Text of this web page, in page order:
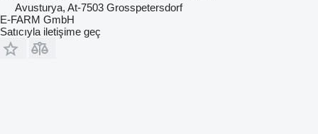
Avusturya, At-7503 Grosspetersdorf
E-FARM GmbH
Satıcıyla iletişime geç